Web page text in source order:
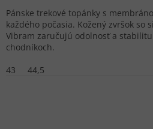
Pánske trekové topánky s
každého počasia. Kožený zvršok so
Vibram zaručujú odolnosť a
chodníkoch.
43
44,5